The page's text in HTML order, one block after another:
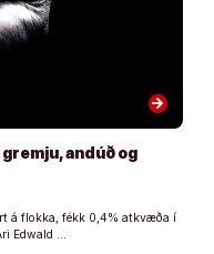
arrow_forward
andúð og
á flokka, fékk 0,4% atkvæða í
Edwald …